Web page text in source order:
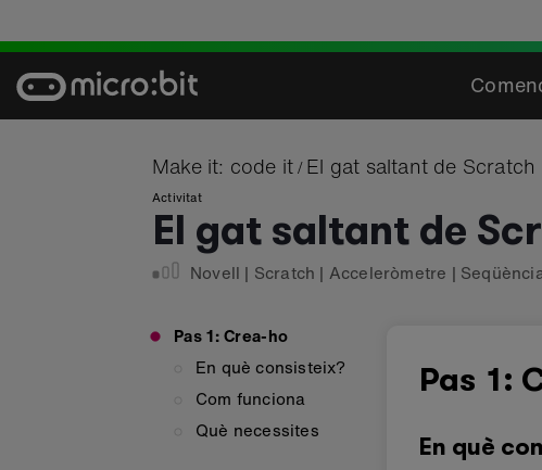
content
Make it: code it / El gat saltant de Scratch
Activitat
El gat saltant de
Novell | Scratch | Acceleròmetre |
Pas 1: Crea-ho
En què consisteix?
Com funciona
Què necessites
Pas 1:
En què